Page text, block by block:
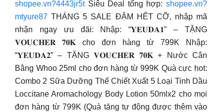
shopee.vn?4443jr5tSiêu Deal tổng hợp: shopee.vn?
mtyure87 THÁNG 5 SALE ĐẬM HẾT CỠ, nhập mã
nhận ngay ưu đãi: Nhập: “𝐘𝐄𝐔𝐃𝐀𝟏” – TẶNG
𝐕𝐎𝐔𝐂𝐇𝐄𝐑 𝟕𝟎𝐊 cho đơn hàng từ 799K Nhập:
“𝐘𝐄𝐔𝐃𝐀𝟐” – TẶNG 𝐕𝐎𝐔𝐂𝐇𝐄𝐑 𝟕𝟎𝐊 + Nước Cân
Bằng Whoo 25ml cho đơn hàng từ 999K Quà cực hot:
Combo 2 Sữa Dưỡng Thể Chiết Xuất 5 Loại Tinh Dầu
Loccitane Aromachology Body Lotion 50mlx2 cho mọi
đơn hàng từ 799K (Quà tặng tự động được thêm vào